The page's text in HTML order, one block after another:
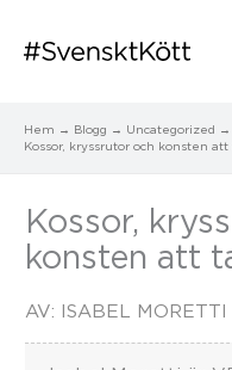
Hem Blogg
Uncategorized
Kossor, kryssrutor och konsten
Kossor,
konsten att
AV: ISABEL MORETTI